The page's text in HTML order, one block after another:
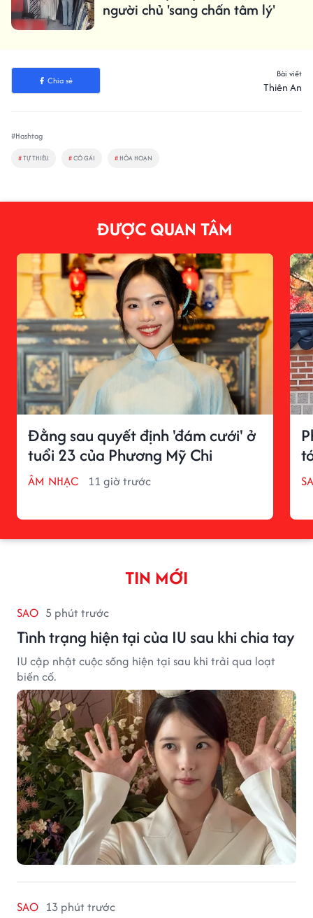
người chủ 'sang chấn tâm lý'
Chia sẻ
Bài viết
Thiên An
#Hashtag
#TỰ THIÊU #CÔ GÁI # HỎA HOẠN
ĐƯỢC QUAN TÂM
Đằng sau quyết định 'đám cưới' ở
tuổi 23 của Phương Mỹ Chi
ÂM NHẠC 11 giờ trước
TIN MỚI
SAO 5 phút trước
Tình trạng hiện tại của IU sau khi chia tay
IU cập nhật cuộc sống hiện tại sau khi trải qua loạt
biến cố.
SAO 13 phút trước